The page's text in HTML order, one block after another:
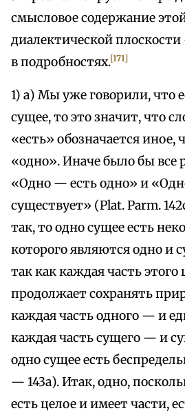
смысловое содержание
диалектической
в подробностях.[171]
1) а) Мы уже говорили, что
сущее, то это значит, что
«есть» обозначается иное,
«одно». Иначе было бы все
«Одно — есть одно» и
существует» (Plat. Parm.
так, то одно сущее есть
которого являются одно и
так как каждая часть этого
продолжает сохранять
каждая часть одного — и
каждая часть сущего — и
одно сущее есть
— 143а). Итак, одно,
есть целое и имеет части,